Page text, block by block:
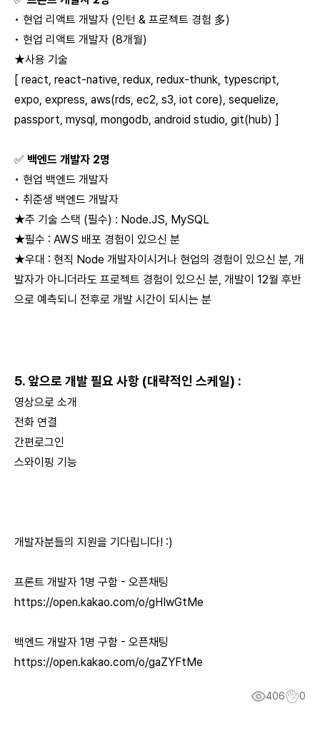
• 현업 리액트 개발자 (인턴 & 프로젝트 경험 多)
• 현업 리액트 개발자 (8개월)
★사용 기술
[ react, react-native, redux, redux-thunk, typescript,
expo, express, aws(rds, ec2, s3, iot core), sequelize,
passport, mysql, mongodb, android studio, git(hub) ]
✅ 백엔드 개발자 2명
• 현업 백엔드 개발자
• 취준생 백엔드 개발자
★주 기술 스택 (필수) : Node.JS, MySQL
★필수 : AWS 배포 경험이 있으신 분
★우대 : 현직 Node 개발자이시거나 현업의 경험이 있으신 분, 개
발자가 아니더라도 프로젝트 경험이 있으신 분, 개발이 12월 후반
으로 예측되니 전후로 개발 시간이 되시는 분
5.앞으로 개발 필요 사항 (대략적인 스케일) :
영상으로 소개
전화 연결
간편로그인
스와이핑 기능
개발자분들의 지원을 기다립니다! :)
프론트 개발자 1명 구함 - 오픈채팅
https://open.kakao.com/o/gHIwGtMe
백엔드 개발자 1명 구함 - 오픈채팅
https://open.kakao.com/o/gaZYFtMe
406 0